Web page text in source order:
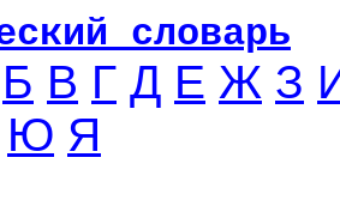
словарь
Б В Г Д Е Ж З
Ю Я